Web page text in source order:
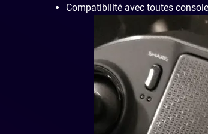
Compatibilité avec toutes